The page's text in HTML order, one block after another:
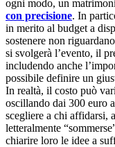
ogni modo, un
con precisione. In
in merito al budget a
sostenere non
si svolgerà l’evento, il
includendo anche
possibile definire un
In realtà, il costo può
oscillando dai 300 euro
scegliere a chi affidarsi,
letteralmente
chiarire loro le idee a